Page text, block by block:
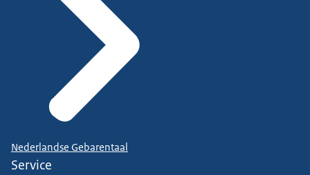
Nederlandse Gebarentaal
Service